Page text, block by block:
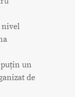
nivel
un
de